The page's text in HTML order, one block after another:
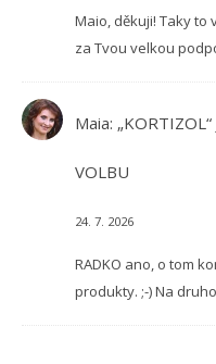
Maio, děkuji! Taky to
za Tvou velkou
Maia:
VOLBU
24. 7. 2026
RADKO ano, o tom
produkty. ;-) Na